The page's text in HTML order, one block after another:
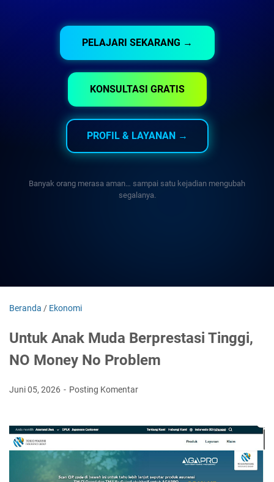
PELAJARI SEKARANG →
KONSULTASI GRATIS
PROFIL & LAYANAN →
Banyak orang merasa aman… sampai satu kejadian mengubah
segalanya.
Beranda / Ekonomi
Untuk Anak Muda Berprestasi Tinggi,
NO Money No Problem
Juni 05, 2026 Posting Komentar